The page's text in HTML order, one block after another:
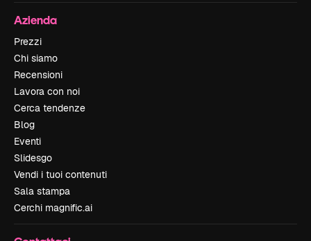
Azienda
Prezzi
Chi siamo
Recensioni
Lavora con noi
Cerca tendenze
Blog
Eventi
Slidesgo
Vendi i tuoi contenuti
Sala stampa
Cerchi magnific.ai